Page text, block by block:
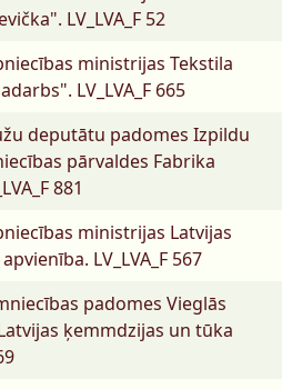
LV_LVA_F 52
ministrijas Tekstila
LV_LVA_F 665
deputātu padomes Izpildu
pārvaldes Fabrika
881
ministrijas Latvijas
LV_LVA_F 567
padomes Vieglās
ķemmdzijas un tūka